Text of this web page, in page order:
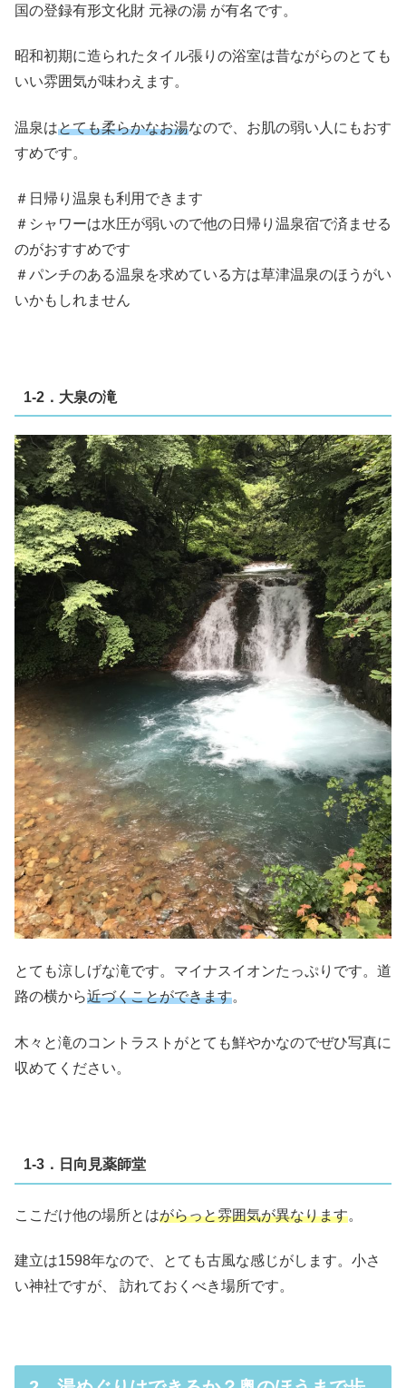
国の登録有形文化財 元禄の湯 が有名です。
昭和初期に造られたタイル張りの浴室は昔ながらのとても
いい雰囲気が味わえます。
温泉はとても柔らかなお湯なので、お肌の弱い人にもおす
すめです。
＃日帰り温泉も利用できます
＃シャワーは水圧が弱いので他の日帰り温泉宿で済ませる
のがおすすめです
＃パンチのある温泉を求めている方は草津温泉のほうがい
いかもしれません
1-2．大泉の滝
とても涼しげな滝です。マイナスイオンたっぷりです。道
路の横から近づくことができます。
木々と滝のコントラストがとても鮮やかなのでぜひ写真に
収めてください。
1-3．日向見薬師堂
ここだけ他の場所とはがらっと雰囲気が異なります。
建立は1598年なので、とても古風な感じがします。小さ
い神社ですが、 訪れておくべき場所です。